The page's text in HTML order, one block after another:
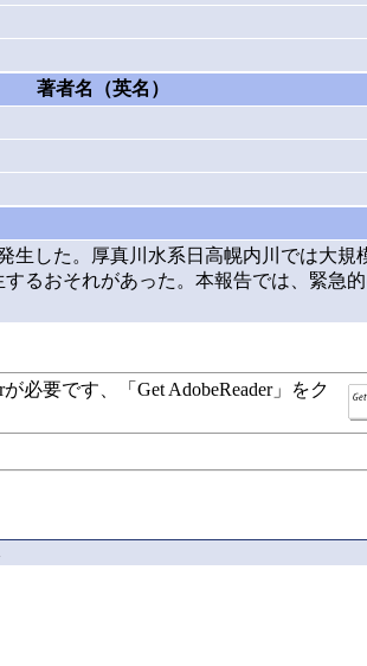
著者名（英名）
生した。厚真川水系日高幌内川では大規
るおそれがあった。本報告では、緊急
必要です、「Get AdobeReader」をク